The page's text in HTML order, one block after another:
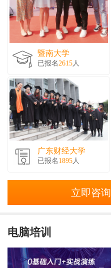
暨南大学
已报名2615人
广东财经大学
已报名 1895人
立即咨
电脑培训